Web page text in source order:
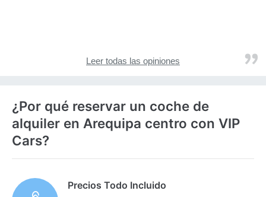
Leer todas las opiniones
¿Por qué reservar un coche de
alquiler en Arequipa centro con VIP
Cars?
Precios Todo Incluido